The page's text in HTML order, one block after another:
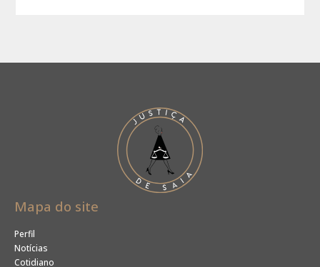
Mapa do site
Perfil
Notícias
Cotidiano